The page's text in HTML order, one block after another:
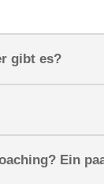
gibt es?
Ein